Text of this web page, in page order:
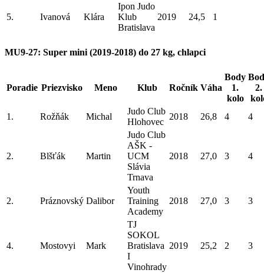
5. Ivanová Klára
Ipon Judo
Klub
Bratislava
2019 24,5 1
MU9-27: Super mini (2019-2018) do 27 kg, chlapci
Poradie Priezvisko Meno Klub Ročník Váha
Body
1.
kolo
2.
1.
Rožňák Michal
Judo Club
Hlohovec
2018 26,8 4 4
2. Blšťák Martin
Judo Club
AŠK -
UCM
Slávia
Trnava
2018 27,0 3 4
2. Práznovský Dalibor
Youth
Training
Academy
2018 27,0 3 3
4. Mostovyi Mark
TJ
SOKOL
Bratislava
I
Vinohrady
2019 25,2 2 3